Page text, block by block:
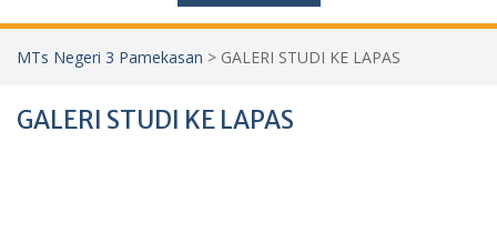
MTs Negeri 3 Pamekasan > GALERI STUDI KE LAPAS
GALERI STUDI KE LAPAS